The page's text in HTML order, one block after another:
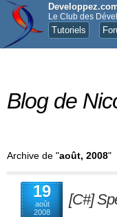
Le Club des
Tutoriels
Blog de
Archive de "août, 2008"
19
août
2008
[C#]